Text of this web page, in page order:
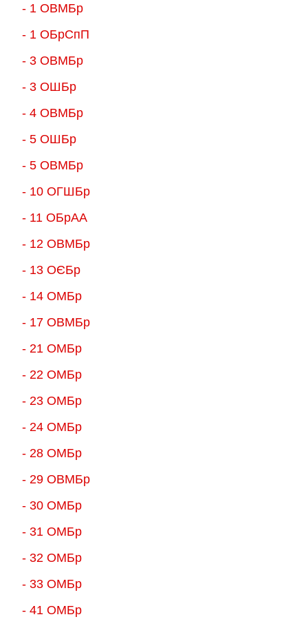
- 1 ОВМБр
- 1 ОБрСпП
- 3 ОВМБр
- 3 ОШБр
- 4 ОВМБр
- 5 ОШБр
- 5 ОВМБр
- 10 ОГШБр
- 11 ОБрАА
- 12 ОВМБр
- 13 ОЄБр
- 14 ОМБр
- 17 ОВМБр
- 21 ОМБр
- 22 ОМБр
- 23 ОМБр
- 24 ОМБр
- 28 ОМБр
- 29 ОВМБр
- 30 ОМБр
- 31 ОМБр
- 32 ОМБр
- 33 ОМБр
- 41 ОМБр